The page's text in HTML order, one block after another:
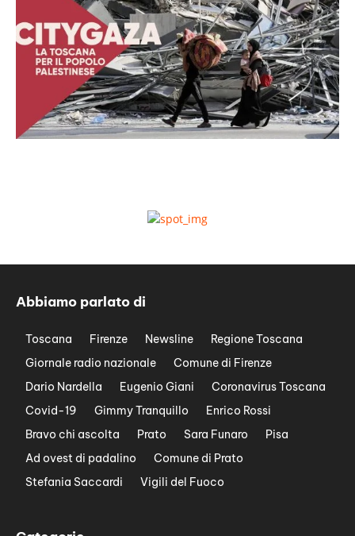
Abbiamo parlato di
Toscana Firenze Newsline
Regione Toscana
Giornale radio nazionale
Comune di Firenze
Dario Nardella
Eugenio Giani
Coronavirus Toscana
Covid-19
Gimmy Tranquillo
Enrico Rossi
Bravo chi ascolta
Prato Sara Funaro
Pisa
Ad ovest di padalino
Comune di Prato
Stefania Saccardi
Vigili del Fuoco